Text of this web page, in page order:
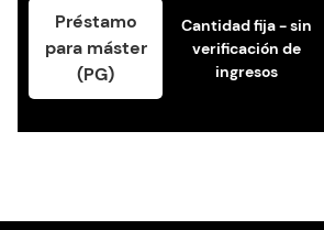
Préstamo
para máster
(PG)
Cantidad fija - sin
verificación de
ingresos